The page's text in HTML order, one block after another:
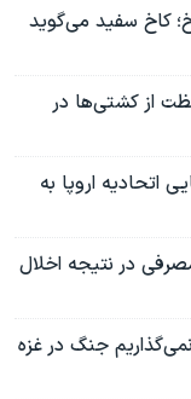
کاخ سفید می‌گوید
از کشتی‌ها در
اتحادیه اروپا به
در نتیجه اخلال
نمی‌گذاریم جنگ در غزه